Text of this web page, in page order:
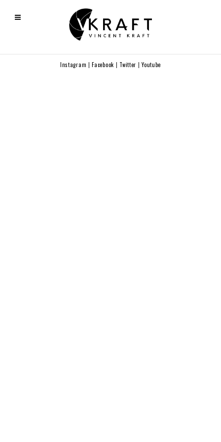
Instagram |Facebook | Twitter |Youtube